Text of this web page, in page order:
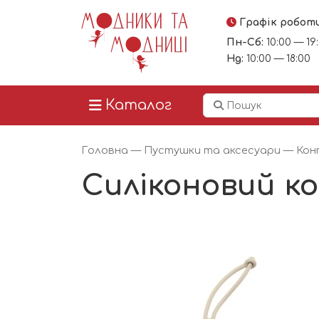
Графік
Пн-Сб: 10:00 —
Нд: 10:00 — 18:00
Каталог
Головна — Пустушки та аксесуари —
Силіконовий